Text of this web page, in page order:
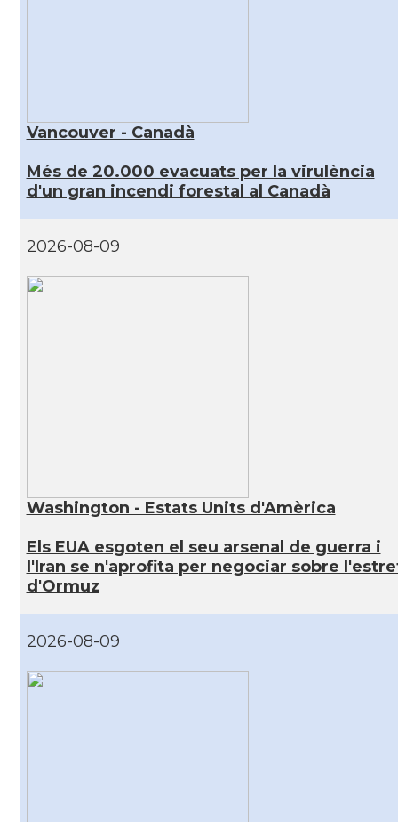
Vancouver - Canadà
Més de 20.000 evacuats per la virulència
d'un gran incendi forestal al Canadà
2026-08-09
Washington - Estats Units d'Amèrica
Els EUA esgoten el seu arsenal de guerra i
l'Iran se n'aprofita per negociar sobre
d'Ormuz
2026-08-09